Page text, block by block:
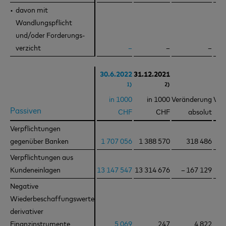
davon mit
Wandlungspflicht
und/oder Forderungs-
verzicht
– – –
davon mit
Wandlungspflicht
und/oder Forderungs-
verzicht
Passiven
30.6.2022
1)
in 1000
CHF
31.12.2021
2)
in 1000
CHF
Veränderung
absolut
Verpflichtungen
gegenüber Banken
1 707 056 1 388 570 318 486
Verpflichtungen aus
Kundeneinlagen
13 147 547 13 314 676 – 167 129
Negative
Wiederbeschaffungswerte
derivativer
Finanzinstrumente
5 069 247 4 822
Passiven
Verpflichtungen
gegenüber Banken
Verpflichtungen aus
Kundeneinlagen
Negative
Wiederbeschaffungswerte
derivativer
Finanzinstrumente